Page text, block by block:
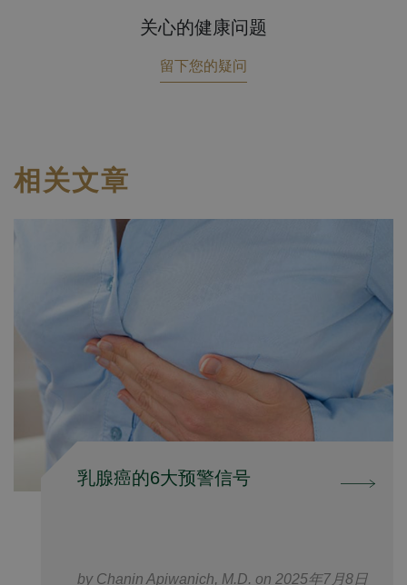
关心的健康问题
留下您的疑问
相关文章
乳腺癌的6大预警信号
by Chanin Apiwanich, M.D. on 2025年7月8日